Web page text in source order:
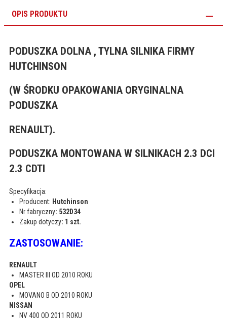
OPIS PRODUKTU
PODUSZKA DOLNA , TYLNA SILNIKA FIRMY
HUTCHINSON
(W ŚRODKU OPAKOWANIA ORYGINALNA
PODUSZKA
RENAULT).
PODUSZKA MONTOWANA W SILNIKACH 2.3 DCI
2.3 CDTI
Specyfikacja:
Producent: Hutchinson
Nr fabryczny: 532D34
Zakup dotyczy: 1 szt.
ZASTOSOWANIE:
RENAULT
MASTER III OD 2010 ROKU
OPEL
MOVANO B OD 2010 ROKU
NISSAN
NV 400 OD 2011 ROKU